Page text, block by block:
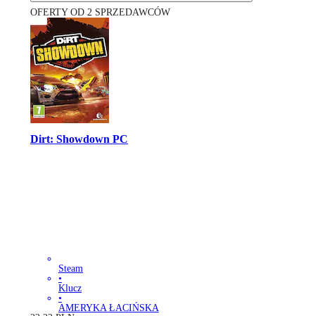
OFERTY OD 2 SPRZEDAWCÓW
Dirt: Showdown PC
Steam
•
Klucz
•
AMERYKA ŁACIŃSKA